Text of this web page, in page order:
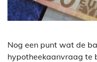
Nog een punt wat de
hypotheekaanvraag te